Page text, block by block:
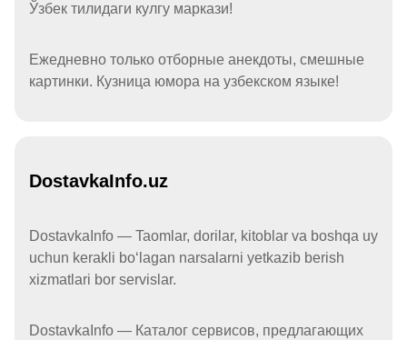
Ўзбек тилидаги кулгу маркази!
Ежедневно только отборные анекдоты, смешные
картинки. Кузница юмора на узбекском языке!
DostavkaInfo.uz
DostavkaInfo — Taomlar, dorilar, kitoblar va boshqa uy
uchun kerakli boʻlagan narsalarni yetkazib berish
xizmatlari bor servislar.
DostavkaInfo — Каталог сервисов, предлагающих